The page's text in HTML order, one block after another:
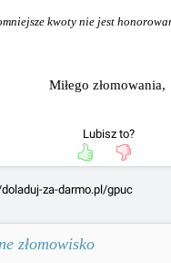
kwoty nie jest
Miłego złomowania,
Lubisz to?
za-darmo.pl/gpuc
złomowisko